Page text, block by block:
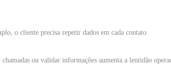
o cliente precisa repetir dados em cada contato.
ou validar informações aumenta a lentidão